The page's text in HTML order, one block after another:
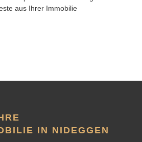
aus Ihrer Immobilie
IN NIDEGGEN